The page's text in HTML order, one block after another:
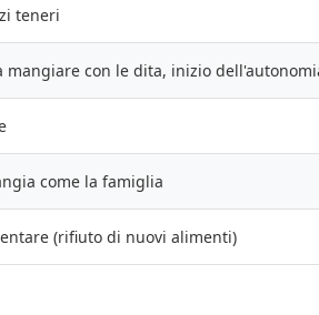
teneri
con le dita, inizio
come la famiglia
(rifiuto di nuovi alimenti)